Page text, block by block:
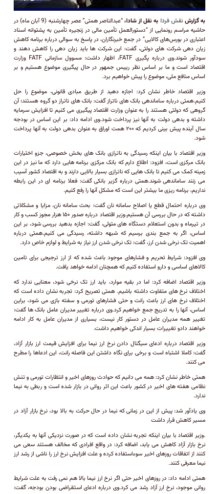
به گزارش نقش فردا به نقل از شادا،
“عبدالناصر همتی” عصر چهارشنبه (9 آبان ماه) در
حاشیه مراسم رونمایی از “دستورالعمل تأمین مالی در زنجیره تأمین به پشتوانه اسناد
اعتباری در بورس‌های کالایی” در جمع خبرنگاران، در پاسخ به سوالی درباره برنامه کاهش
زیان دهی شرکت های دولتی، گفت: این شرکت ها باید زیان دهی را کاهش دهند و
سودآور شوند.وی درباره پگیری FATF، اظهار داشت: مسوول سازمانی FATF وزارت
اقتصاد است و ما بر اساس نظر رییس جمهور در حال پیگیری موضوع هستیم و بر
اساس منافع ملی، موضوع را پیش خواهیم برد.
وزیر اقتصاد خاطر نشان کرد: اجازه دهید از طریق مبادی قانونی، موضوع را حل
کنیم.همتی درباره ساماندهی بانک های ناتراز گفت: بانک های ناتراز دو گروه هستند؛ آن
گروهی که دولتی هستند را به عنوان وزارت اقتصاد پیگیری می کنیم تا افزایش سرمایه
داشته و بدهی دولت به آنها نیز پرداخت شود.وی ادامه داد: بر این اساس در بودجه
سال آینده پیش بینی کردیم که ۲۰۰ همت اوراق به عنوان بدهی دولت به آنها پرداخت
شود.
وزیر اقتصاد با بیان اینکه رسیدگی به ناترازی بانک های بخش خصوصی، جزو اختیارات
بانک مرکزی است، افزود: اطلاع دارم که بانک مرکزی برنامه هایی دارد که ما نیز در این
زمینه کمک می کنیم تا بانک هایی که ناترازی بسیار بالایی دارند و به اقتصاد کشور آسیب
می زنند ساماندهی شوند.همتی درباره گزیر بانکی گفت: فعلا برنامه ای در این رابطه
نداریم، برنامه ریزی ما بیشتر این است که مشکل آنها را رفع کنیم.
وی درباره احتمال قطع یا اصلاح سامانه نان گفت: بحث سامانه نان، مزایا و مشکلاتی
داشته که در حال بررسی آن هستیم.وزیر اقتصاد درباره صدور ۱۵۰ هزار مجوز کسب و کار
در تیرماه و بدون استعلام دستگاه های متولی، گفت: اجازه بدهید بررسی شود، بر این
اساس، اگر به جمع بندی برسیم که شبهه داشته، رسیدگی می کنیم.همتی درباره
اهمیت تک نرخی شدن ارز، گفت: تک نرخی شدن ارز نیاز به شرایط و لوازم خاص دارد.
وی افزود: شرایط تحریم و فشارهای موجود باعث شده که از ارز ترجیجی برای تامین
کالاهای اساسی و دارو استفاده کنیم که همچنان ادامه خواهد یافت.
وزیر اقتصاد اضافه کرد: اما در بقیه موارد، باید ارز تک نرخی شود، معنایی ندارد که
اختلاف نرخ های متفاوت داشته باشیم. همتی تصریح کرد: تجربه نشان داده است که
اختلاف نرخ های ارز باعث رانت و حتی فشارهای تورمی و سفته بازی می شود، براین
اساس، آنها را به تدریج جمع خواهیم کرد.وی درباره تغییر مدیران عامل بانک ها گفت:
تغییر همه مدیران عامل در دستور کار نیست، بسیاری از مدیران عامل به کار ادامه
خواهند دادو تغییرات بسیار اندکی خواهیم داشت.
وزیر اقتصاد درباره ادعای سیگنال دادن نرخ ارز نیما برای افزایش قیمت ارز بازار آزاد،
گفت: کاملا اشتباه است و برخی برای نگاه داشتن این فاصله رانت، این ادعاها را مطرح
می کنند.
همتی خاطر نشان کرد: همه می دانیم که حوادث روزهای اخیر و انتظارات تورمی و تنش
نظامی هفته های اخیر در کشور باعث این اثر روانی در بازار شده است و ربطی به نیما
ندارد.
وی یادآور شد: پیش از این در زمانی که نیما در حال حرکت به بالا بود، نرخ بازار آزاد در
مسیر کاهش قرار داشت
.وزیر اقتصاد با بیان اینکه تجربه نشان داده است که در صورت نزدیکی آنها به یکدیگر،
نرخ بازار آزاد کاهش می یابد، اضافه کرد: در واقع افرادی که مخالف هستند سعی می
کنند از اتفاقات روزهای اخیر سوءاستفاده کرده و علت افزایش نرخ ارز را ناشی از رشد ارز
نیما معرفی کنند.
همتی ادامه داد: در روزهای اخیر حتی اگر نرخ ارز نیما بالا هم نمی رفت به علت شرایط
روانی موجود، نرخ ارز آزاد رشد می کرد.وی درباره ادعای استقراضی بودن بودجه، گفت: